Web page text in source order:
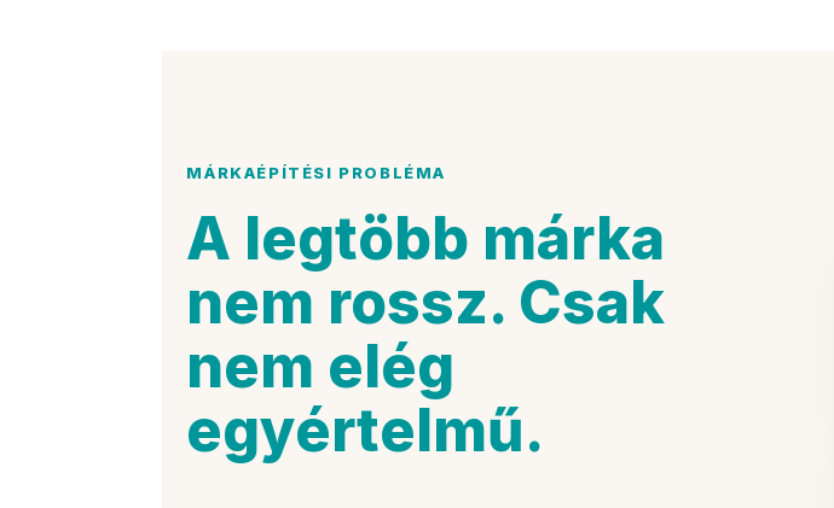
MÁRKAÉPÍTÉSI PROBLÉMA
A legtöbb márka
nem rossz. Csak
nem elég
egyértelmű.